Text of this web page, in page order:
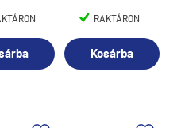
RAKTÁRON
Kosárba